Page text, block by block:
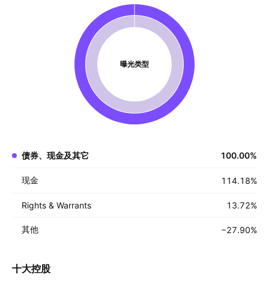
曝光类型
债券、现金及其它 100.00%
现金 114.18%
Rights & Warrants 13.72%
其他 −27.90%
十大控股